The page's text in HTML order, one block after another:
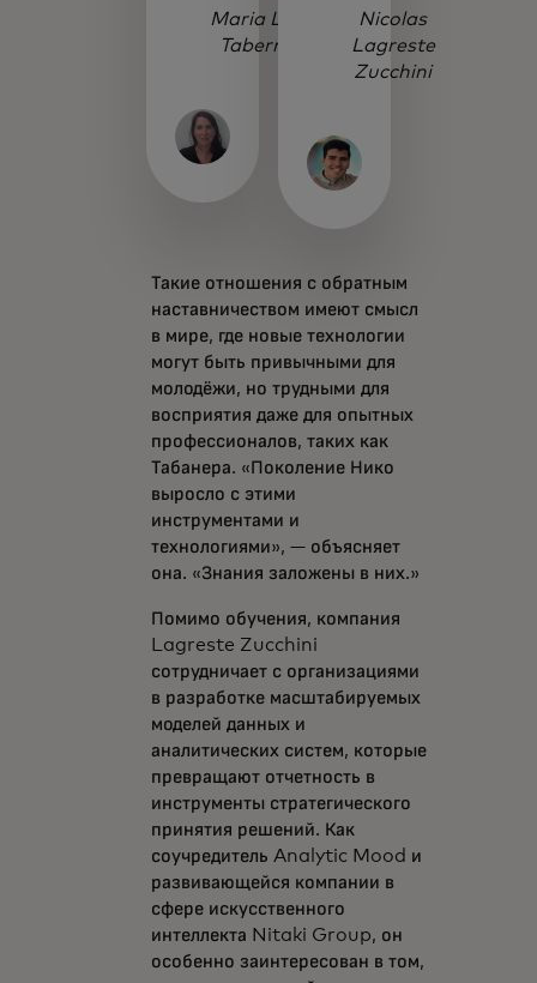
Maria Laura
Tabernera
Nicolas
Lagreste
Zucchini
Такие отношения с обратным
наставничеством имеют смысл
в мире, где новые технологии
могут быть привычными для
молодёжи, но трудными для
восприятия даже для опытных
профессионалов, таких как
Табанера. «Поколение Нико
выросло с этими
инструментами и
технологиями», — объясняет
она. «Знания заложены в них.»
Помимо обучения, компания
Lagreste Zucchini
сотрудничает с организациями
в разработке масштабируемых
моделей данных и
аналитических систем, которые
превращают отчетность в
инструменты стратегического
принятия решений. Как
соучредитель Analytic Mood и
развивающейся компании в
сфере искусственного
интеллекта Nitaki Group, он
особенно заинтересован в том,